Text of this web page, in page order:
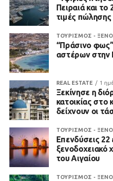
Πειραιά και το
τιμές πώλησης
ΤΟΥΡΙΣΜΟΣ -
“Πράσινο
αστέρων στην
REAL ESTATE 1
Ξεκίνησε η
κατοικίας στο
δείχνουν οι
ΤΟΥΡΙΣΜΟΣ -
Επενδύσεις
ξενοδοχειακό
του Αιγαίου
ΤΟΥΡΙΣΜΟΣ -